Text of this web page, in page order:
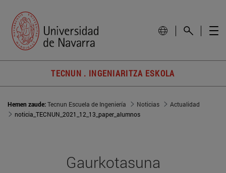
TECNUN . INGENIARITZA ESKOLA
Hemen zaude:Tecnun Escuela de Ingeniería Noticias
Actualidad
noticia_TECNUN_2021_12_13_paper_alumnos
Gaurkotasuna